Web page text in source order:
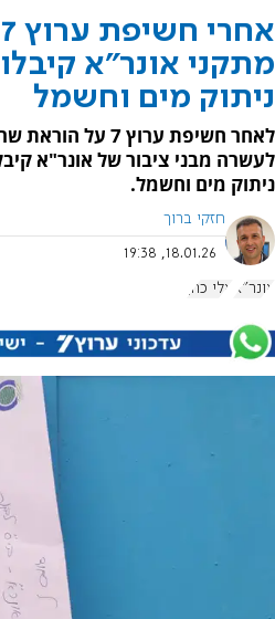
מתקני אונר"א
ניתוק מים וחשמל
לאחר חשיפת ערוץ
לעשרה מבני ציבור של אונר"א
ניתוק מים וחשמל.
חזקי ברוך
18.01.26, 19:38
אונר"א אלי כהן